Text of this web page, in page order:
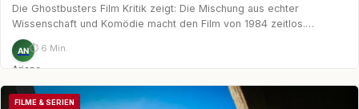
Die Ghostbusters Film Kritik zeigt: Die Mischung aus echter
Wissenschaft und Komödie macht den Film von 1984 zeitlos.…
AN
Ariane
Nagel
⏱ 6 Min.
FILME & SERIEN